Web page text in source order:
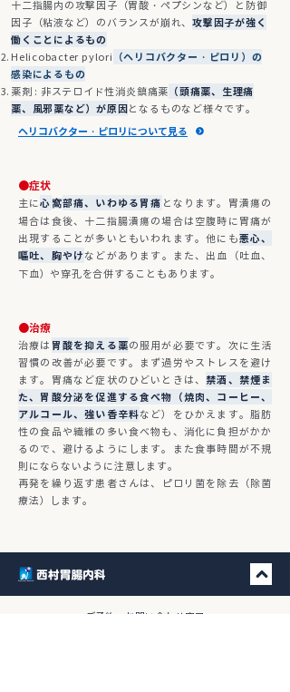
十二指腸内の攻撃因子（胃酸・ペプシンなど）と防御
因子（粘液など）のバランスが崩れ、攻撃因子が強く
働くことによるもの
Helicobacter pylori （ヘリコバクター・ピロリ）の
感染によるもの
薬剤 : 非ステロイド性消炎鎮痛薬 （頭痛薬、生理痛
薬、風邪薬など）が原因となるものなど様々です。
ヘリコバクター・ピロリについて見る
●症状
主に心 窩部痛、いわゆる胃痛 となります。胃潰瘍の
場合は食後、十二指腸潰瘍の場合は空腹時に胃痛が
出現することが多いともいわれます。他にも悪心、
嘔吐、胸やけなどがあります。また、出血（吐血、
下血）や穿孔を合併することもあります。
●治療
治療は 胃酸を抑える薬の服用が必要です。次に生活
習慣の改善が必要です。まず過労やストレスを避け
ます。胃痛など症状のひどいときは、禁酒、禁煙ま
た、胃酸分泌を促進する食べ物（焼肉、コーヒー、
アルコール、強い香辛料など）をひかえます。脂肪
性の食品や繊維の多い食べ物も、消化に負担がかか
るので、避けるようにします。また食事時間が不規
則にならないように注意します。
再発を繰り返す患者さんは、
ピロリ菌を除去（除菌
療法）
します。
​ご予約・お問い合わせ窓口